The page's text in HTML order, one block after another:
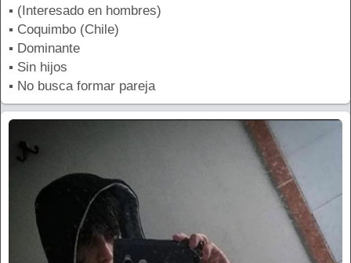
▪ (Interesado en hombres)
▪ Coquimbo (Chile)
▪ Dominante
▪ Sin hijos
▪ No busca formar pareja